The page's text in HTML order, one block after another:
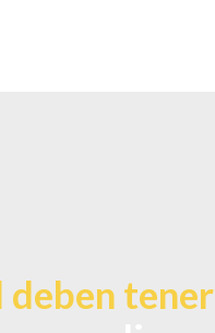
deben tener